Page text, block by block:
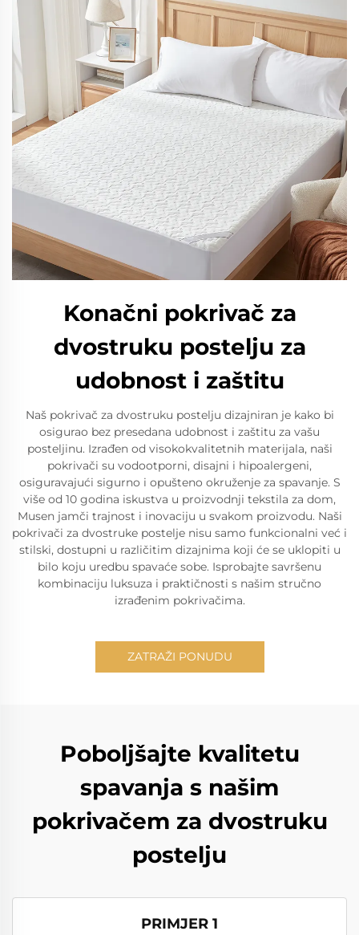
Konačni pokrivač za
dvostruku postelju za
udobnost i zaštitu
Naš pokrivač za dvostruku postelju dizajniran je kako bi
osigurao bez presedana udobnost i zaštitu za vašu
posteljinu. Izrađen od visokokvalitetnih materijala, naši
pokrivači su vodootporni, disajni i hipoalergeni,
osiguravajući sigurno i opušteno okruženje za spavanje. S
više od 10 godina iskustva u proizvodnji tekstila za dom,
Musen jamči trajnost i inovaciju u svakom proizvodu. Naši
pokrivači za dvostruke postelje nisu samo funkcionalni već i
stilski, dostupni u različitim dizajnima koji će se uklopiti u
bilo koju uredbu spavaće sobe. Isprobajte savršenu
kombinaciju luksuza i praktičnosti s našim stručno
izrađenim pokrivačima.
ZATRAŽI PONUDU
Poboljšajte kvalitetu
spavanja s našim
pokrivačem za dvostruku
postelju
PRIMJER 1